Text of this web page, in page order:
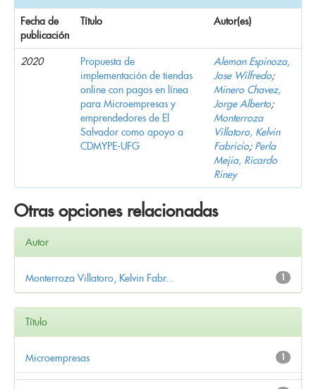
Fecha de
publicación
Título Autor(es)
2020
Propuesta de
implementación de tiendas
online con pagos en línea
para Microempresas y
emprendedores de El
Salvador como apoyo a
CDMYPE-UFG
Aleman Espinoza,
Jose Wilfredo;
Minero Chavez,
Jorge Alberto;
Monterroza
Villatoro, Kelvin
Fabricio; Perla
Mejia, Ricardo
Riney
Otras opciones relacionadas
Autor
1
Monterroza Villatoro, Kelvin Fabr...
Título
1
Microempresas